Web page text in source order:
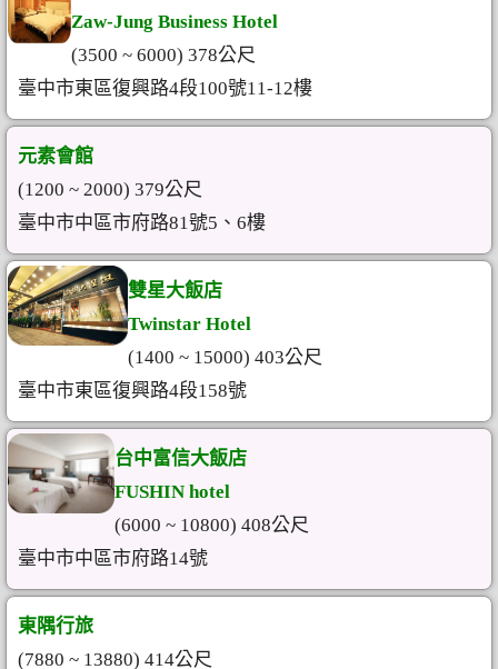
Zaw-Jung Business Hotel
(3500 ~ 6000) 378公尺
臺中市東區復興路4段100號11-12樓
元素會館
(1200 ~ 2000) 379公尺
臺中市中區市府路81號5、6樓
雙星大飯店
Twinstar Hotel
(1400 ~ 15000) 403公尺
臺中市東區復興路4段158號
台中富信大飯店
FUSHIN hotel
(6000 ~ 10800) 408公尺
臺中市中區市府路14號
東隅行旅
(7880 ~ 13880) 414公尺